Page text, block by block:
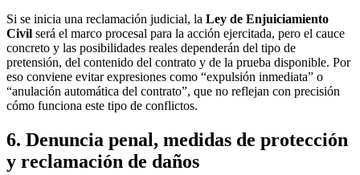
Si se inicia una reclamación judicial, la Ley de Enjuiciamiento
Civil será el marco procesal para la acción ejercitada, pero el cauce
concreto y las posibilidades reales dependerán del tipo de
pretensión, del contenido del contrato y de la prueba disponible. Por
eso conviene evitar expresiones como “expulsión inmediata” o
“anulación automática del contrato”, que no reflejan con precisión
cómo funciona este tipo de conflictos.
6. Denuncia penal, medidas de protección
y reclamación de daños